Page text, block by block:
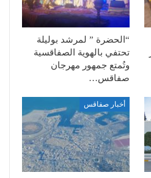
“الحضرة ” لمرشد بوليلة
تحتفي بالهوية الصفاقسية
وتُمتع جمهور مهرجان
صفاقس…
أخبار صفاقس